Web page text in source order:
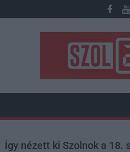
to
Így nézett ki Szolnok a 18.